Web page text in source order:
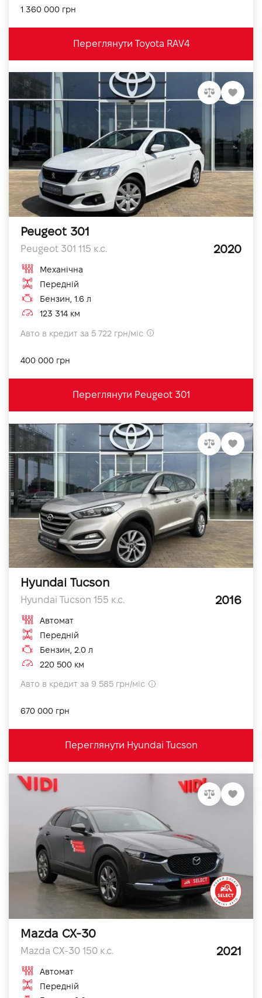
1 360 000 грн
Переглянути Toyota RAV4
Peugeot 301
Peugeot 301 115 к.с. 2020
Механічна
Передній
Бензин, 1.6 л
123 314 км
Авто в кредит за 5 722 грн/міс
400 000 грн
Переглянути Peugeot 301
Hyundai Tucson
Hyundai Tucson 155 к.с. 2016
Автомат
Передній
Бензин, 2.0 л
220 500 км
Авто в кредит за 9 585 грн/міс
670 000 грн
Переглянути Hyundai Tucson
Mazda CX-30
Mazda CX-30 150 к.с. 2021
Автомат
Передній